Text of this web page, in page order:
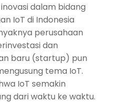
dalam bidang
IoT di Indonesia
perusahaan
dan
baru (startup) pun
tema IoT.
IoT semakin
dari waktu ke waktu.